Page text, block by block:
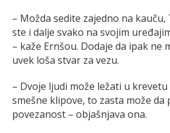
– Možda sedite zajedno na kauču,
ste i dalje svako na svojim
– kaže Ernšou. Dodaje da ipak ne
uvek loša stvar za vezu.
– Dvoje ljudi može ležati u
smešne klipove, to zasta može da
povezanost – objašnjava ona.